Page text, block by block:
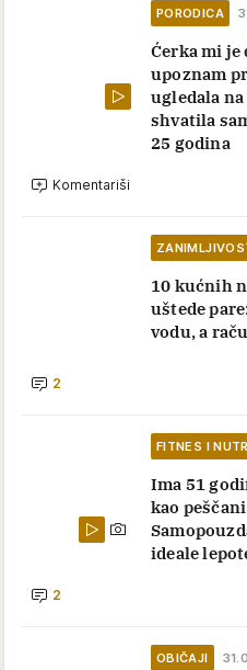
PORODICA
Ćerka mi je
upoznam
ugledala
shvatila
25 godina
Komentariši
10 kućnih
uštede
vodu, a
2
FITNES I
Ima 51
kao
ideale
2
OBIČAJI